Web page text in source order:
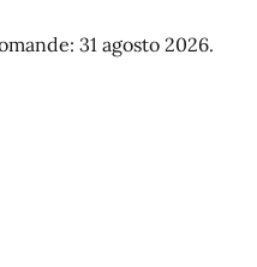
31 agosto 2026.